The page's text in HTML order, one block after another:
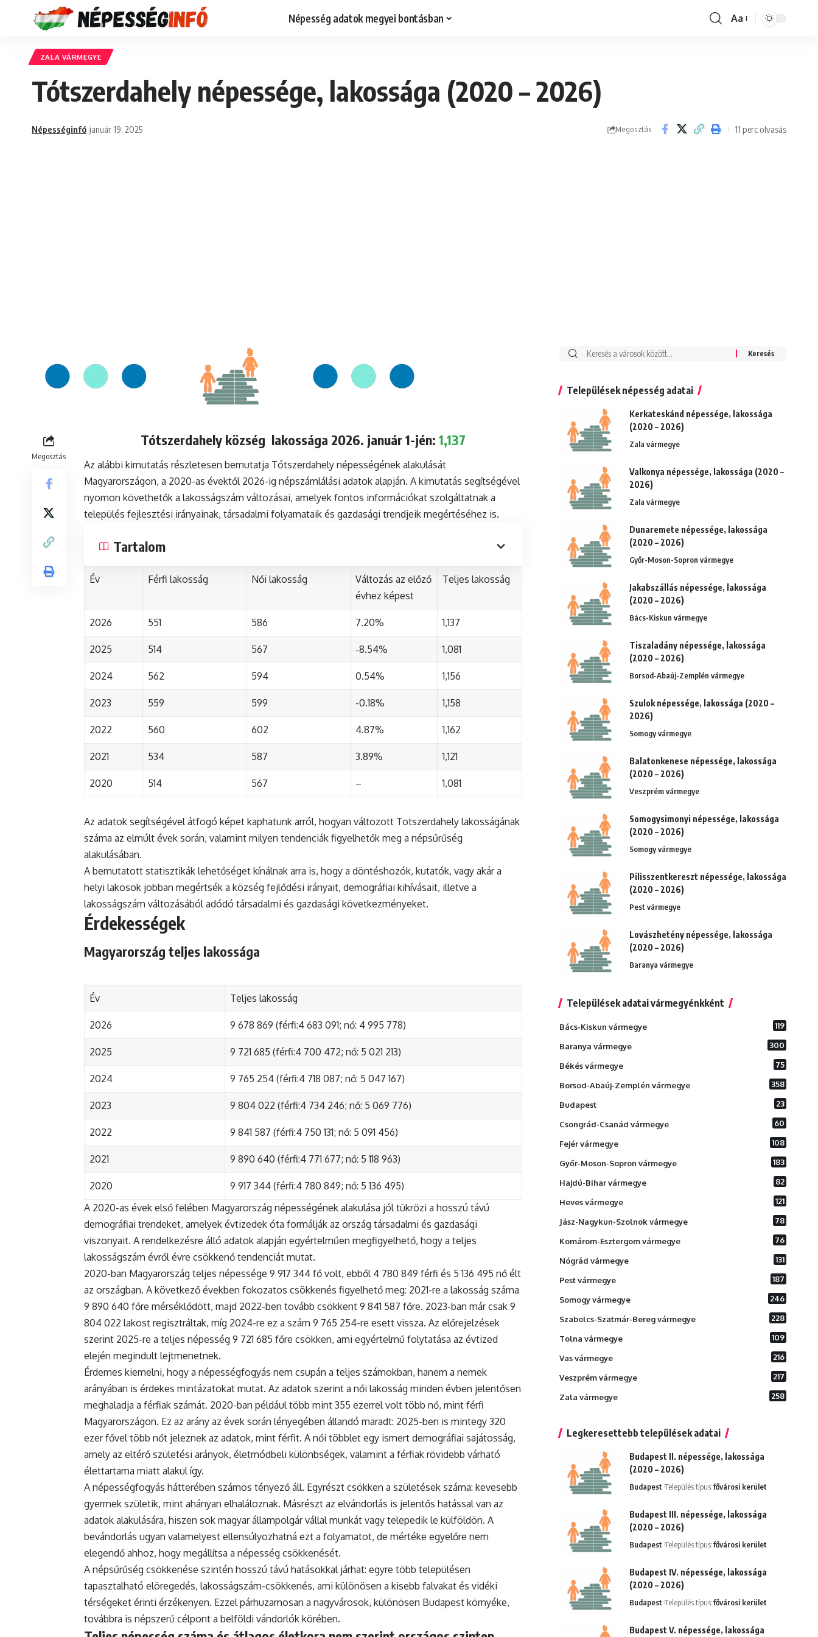
Népesség adatok megyei bontásban
Font
Aa
ZALA VÁRMEGYE
Tótszerdahely népessége, lakossága (2020 – 2026)
Népességinfó január 19, 2025 Megosztás 11 perc olvasás
Megosztás
Tótszerdahely község lakossága 2026. január 1-jén:1,137
Az alábbi kimutatás részletesen bemutatja Tótszerdahely népességének alakulását
Magyarországon, a 2020-as évektől 2026-ig népszámlálási adatok alapján. A kimutatás segítségével
nyomon követhetők a lakosságszám változásai, amelyek fontos információkat szolgáltatnak a
település fejlesztési irányainak, társadalmi folyamataik és gazdasági trendjeik megértéséhez is.
Tartalom
Év Férfi lakosság Női lakosság
Változás az előző
évhez képest
Teljes lakosság
2026 551 586 7.20% 1,137
2025 514 567 -8.54% 1,081
2024 562 594 0.54% 1,156
2023 559 599 -0.18% 1,158
2022 560 602 4.87% 1,162
2021 534 587 3.89% 1,121
2020 514 567 – 1,081
Az adatok segítségével átfogó képet kaphatunk arról, hogyan változott Totszerdahely lakosságának
száma az elmúlt évek során, valamint milyen tendenciák figyelhetők meg a népsűrűség
alakulásában.
A bemutatott statisztikák lehetőséget kínálnak arra is, hogy a döntéshozók, kutatók, vagy akár a
helyi lakosok jobban megértsék a község fejlődési irányait, demográfiai kihívásait, illetve a
lakosságszám változásából adódó társadalmi és gazdasági következményeket.
Érdekességek
Magyarország teljes lakossága
Év Teljes lakosság
2026 9 678 869 (férfi:4 683 091; nő: 4 995 778)
2025 9 721 685 (férfi:4 700 472; nő: 5 021 213)
2024 9 765 254 (férfi:4 718 087; nő: 5 047 167)
2023 9 804 022 (férfi:4 734 246; nő: 5 069 776)
2022 9 841 587 (férfi:4 750 131; nő: 5 091 456)
2021 9 890 640 (férfi:4 771 677; nő: 5 118 963)
2020
9 917 344 (férfi:4 780 849; nő: 5 136 495)
A 2020-as évek első felében Magyarország népességének alakulása jól tükrözi a hosszú távú
demográfiai trendeket, amelyek évtizedek óta formálják az ország társadalmi és gazdasági
viszonyait. A rendelkezésre álló adatok alapján egyértelműen megfigyelhető, hogy a teljes
lakosságszám évről évre csökkenő tendenciát mutat.
2020-ban Magyarország teljes népessége 9 917 344 fő volt, ebből 4 780 849 férfi és 5 136 495 nő élt
az országban. A következő években fokozatos csökkenés figyelhető meg: 2021-re a lakosság száma
9 890 640 főre mérséklődött, majd 2022-ben tovább csökkent 9 841 587 főre. 2023-ban már csak 9
804 022 lakost regisztráltak, míg 2024-re ez a szám 9 765 254-re esett vissza. Az előrejelzések
szerint 2025-re a teljes népesség 9 721 685 főre csökken, ami egyértelmű folytatása az évtized
elején megindult lejtmenetnek.
Érdemes kiemelni, hogy a népességfogyás nem csupán a teljes számokban, hanem a nemek
arányában is érdekes mintázatokat mutat. Az adatok szerint a női lakosság minden évben jelentősen
meghaladja a férfiak számát. 2020-ban például több mint 355 ezerrel volt több nő, mint férfi
Magyarországon. Ez az arány az évek során lényegében állandó maradt: 2025-ben is mintegy 320
ezer fővel több nőt jeleznek az adatok, mint férfit. A női többlet egy ismert demográfiai sajátosság,
amely az eltérő születési arányok, életmódbeli különbségek, valamint a férfiak rövidebb várható
élettartama miatt alakul így.
A népességfogyás hátterében számos tényező áll. Egyrészt csökken a születések száma: kevesebb
gyermek születik, mint ahányan elhaláloznak. Másrészt az elvándorlás is jelentős hatással van az
adatok alakulására, hiszen sok magyar állampolgár vállal munkát vagy telepedik le külföldön. A
bevándorlás ugyan valamelyest ellensúlyozhatná ezt a folyamatot, de mértéke egyelőre nem
elegendő ahhoz, hogy megállítsa a népesség csökkenését.
A népsűrűség csökkenése szintén hosszú távú hatásokkal járhat: egyre több településen
tapasztalható elöregedés, lakosságszám-csökkenés, ami különösen a kisebb falvakat és vidéki
térségeket érinti érzékenyen. Ezzel párhuzamosan a nagyvárosok, különösen Budapest környéke,
továbbra is népszerű célpont a belföldi vándorlók körében.
Keresés:
Települések népesség adatai
Kerkateskánd népessége, lakossága
(2020 – 2026)
Zala vármegye
Valkonya népessége, lakossága (2020 –
2026)
Zala vármegye
Dunaremete népessége, lakossága
(2020 – 2026)
Győr-Moson-Sopron vármegye
Jakabszállás népessége, lakossága
(2020 – 2026)
Bács-Kiskun vármegye
Tiszaladány népessége, lakossága
(2020 – 2026)
Borsod-Abaúj-Zemplén vármegye
Szulok népessége, lakossága (2020 –
2026)
Somogy vármegye
Balatonkenese népessége, lakossága
(2020 – 2026)
Veszprém vármegye
Somogysimonyi népessége, lakossága
(2020 – 2026)
Somogy vármegye
Pilisszentkereszt népessége, lakossága
(2020 – 2026)
Pest vármegye
Lovászhetény népessége, lakossága
(2020 – 2026)
Baranya vármegye
Települések adatai vármegyénkként
Bács-Kiskun vármegye 119
Baranya vármegye 300
Békés vármegye 75
Borsod-Abaúj-Zemplén vármegye 358
Budapest 23
Csongrád-Csanád vármegye 60
Fejér vármegye 108
Győr-Moson-Sopron vármegye 183
Hajdú-Bihar vármegye 82
Heves vármegye 121
Jász-Nagykun-Szolnok vármegye 78
Komárom-Esztergom vármegye 76
Nógrád vármegye 131
Pest vármegye 187
Somogy vármegye 246
Szabolcs-Szatmár-Bereg vármegye 228
Tolna vármegye 109
Vas vármegye 216
Veszprém vármegye 217
Zala vármegye 258
Legkeresettebb települések adatai
Budapest II. népessége, lakossága
(2020 – 2026)
Budapest Település típus:fővárosi kerület
Budapest III. népessége, lakossága
(2020 – 2026)
Budapest Település típus:fővárosi kerület
Budapest IV. népessége, lakossága
(2020 – 2026)
Budapest Település típus:fővárosi kerület
Budapest V. népessége, lakossága